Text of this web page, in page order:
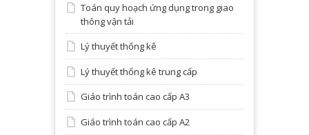
Toán quy hoạch ứng dụng trong giao
thông vận tải
Lý thuyết thống kê
Lý thuyết thống kê trung cấp
Giáo trình toán cao cấp A3
Giáo trình toán cao cấp A2